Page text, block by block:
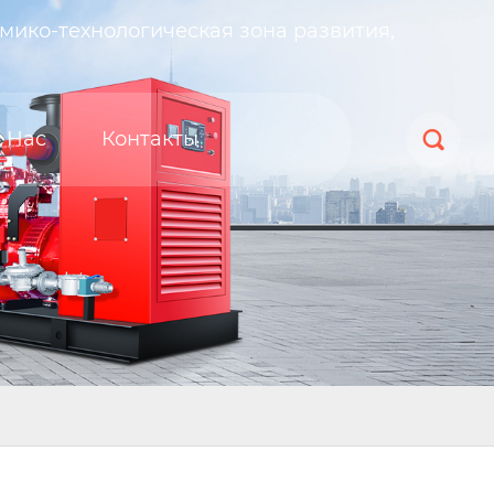
технологическая зона развития,
Нас Контакты 